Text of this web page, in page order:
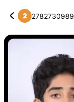
2 2782730989